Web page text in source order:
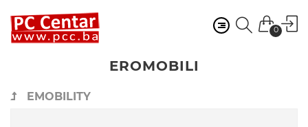
0
EROMOBILI
EMOBILITY